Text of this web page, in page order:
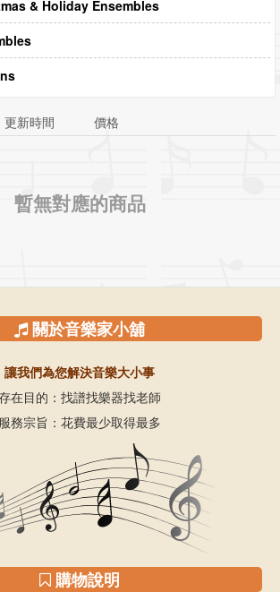
& Holiday Ensembles
更新時間 價格
暫無對應的商品
關於音樂家小舖
讓我們為您解決音樂大小事
在目的：找譜找樂器找老師
服務宗旨：花費最少取得最多
購物說明